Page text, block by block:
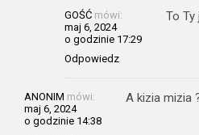
GOŚĆ mówi:
maj 6, 2024
o godzinie 17:29
Odpowiedz
To Ty
ANONIM mówi:
maj 6, 2024
o godzinie 14:38
A kizia mizia